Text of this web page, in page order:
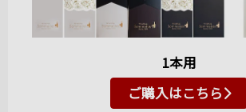
1本用
ご購入はこちら